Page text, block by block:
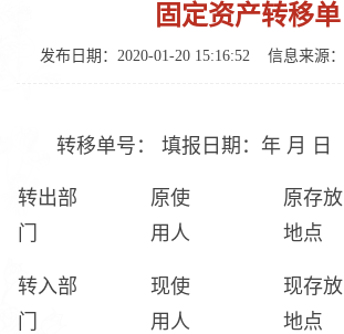
固定资产转移单
发布日期：2020-01-20 15:16:52 信息来源：
转移单号： 填报日期：年 月 日
转出部
门
原使
用人
原存放
地点
转入部
门
现使
用人
现存放
地点